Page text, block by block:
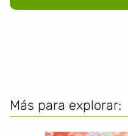
Más para explorar: